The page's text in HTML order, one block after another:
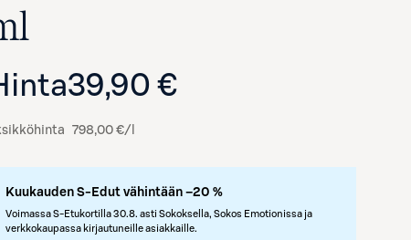
39,90 €
798,00 €/l
Kuukauden S-Edut vähintään –20 %
Voimassa S-Etukortilla 30.8. asti Sokoksella, Sokos Emotionissa ja
verkkokaupassa kirjautuneille asiakkaille.